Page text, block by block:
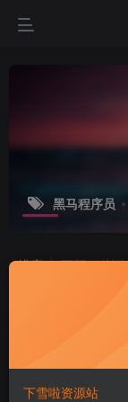
黑马程序员
排序 更新 浏览
下雪啦资源站